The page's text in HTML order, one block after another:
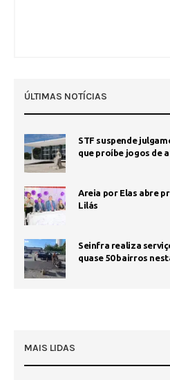
ÚLTIMAS NOTÍCIAS
STF suspende
que proíbe jogos de
Areia por Elas abre
Lilás
Seinfra realiza
quase 50 bairros
MAIS LIDAS